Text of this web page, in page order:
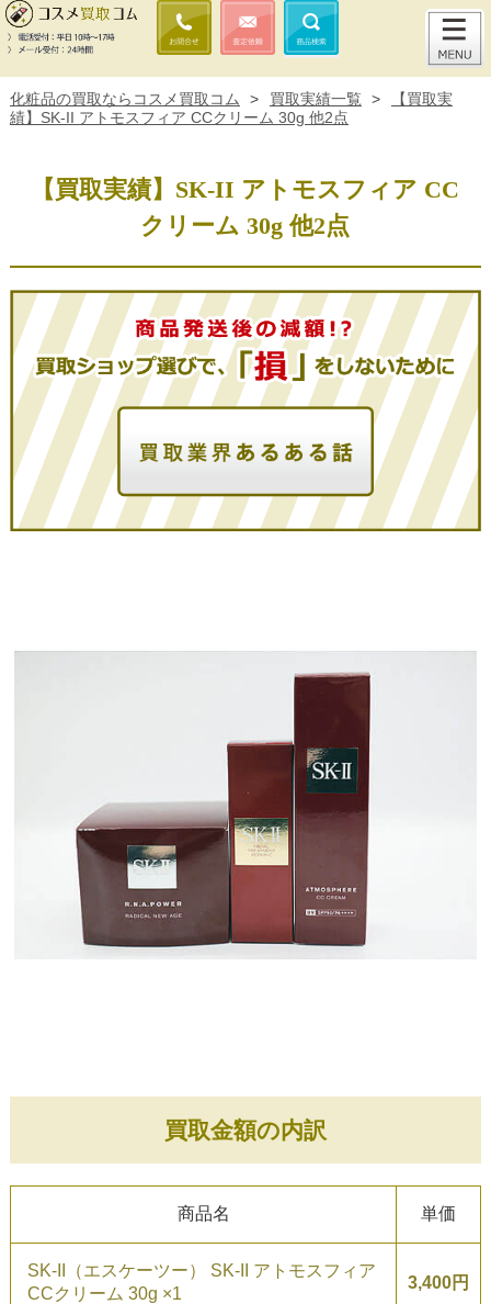
化粧品の買取ならコスメ買取コム > 買取実績一覧 >
【買取実
績】SK-II アトモスフィア CCクリーム 30g 他2点
【買取実績】SK-II アトモスフィア CC
クリーム 30g 他2点
買取金額の内訳
商品名 単価
SK-II（エスケーツー） SK-II アトモスフィア
CCクリーム 30g ×1
3,400円